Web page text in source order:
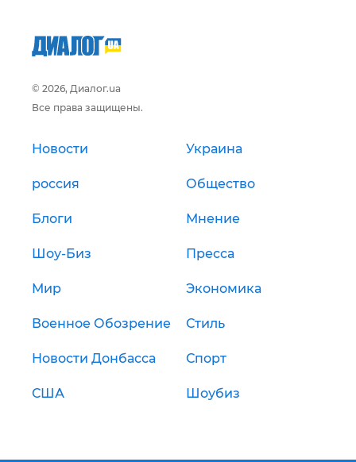
© 2026, Диалог.ua
Все права защищены.
Новости Украина
россия Общество
Блоги Мнение
Шоу-Биз Пресса
Мир Экономика
Военное Обозрение Стиль
Новости Донбасса Спорт
США Шоубиз